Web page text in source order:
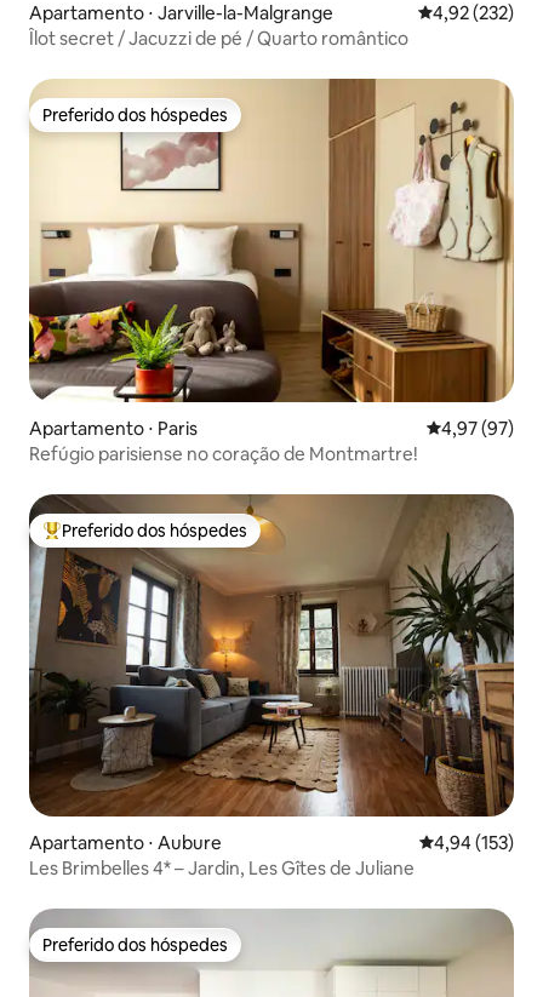
Apartamento ⋅ Jarville-la-Malgrange 4,92 de uma
4,92 (232)
Îlot secret / Jacuzzi de pé / Quarto romântico
Preferido dos hóspedes
Preferido dos hóspedes
Apartamento ⋅ Paris 4,97 de uma
4,97 (97)
Refúgio parisiense no coração de Montmartre!
Entre os melhores preferidos dos hóspedes
Preferido dos hóspedes
Apartamento ⋅ Aubure 4,94 de uma
4,94 (153)
Les Brimbelles 4* – Jardin, Les Gîtes de Juliane
Preferido dos hóspedes
Preferido dos hóspedes